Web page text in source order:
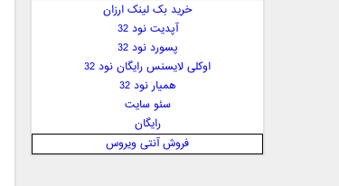
بهنام صفوی
پارسا چیلیک
خرید بک لینک ارزان
آپدیت نود 32
پسورد نود 32
اوکلی لایسنس رایگان نود 32
همیار نود 32
سئو سایت
رایگان
فروش آنتی ویروس